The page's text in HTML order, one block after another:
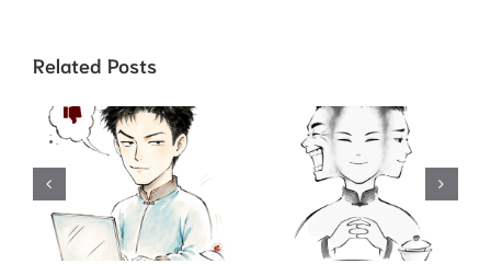
Related Posts
คำสแลง 酸民 ชาว
เน็ตขี้อิจฉา / 吃不
到葡萄说葡萄酸
กินองุ่นไม่ได้ เลย
บอกว่าองุ่นเปรี้ยว
คำสแลง “อยู่เป็น”
/ 死马当做活马医
ทำเต็มที่เผื่อจะมี
ปาฏิหาริย์ / 聪明
反被聪明误 คน
ฉลาดมักตกเป็น